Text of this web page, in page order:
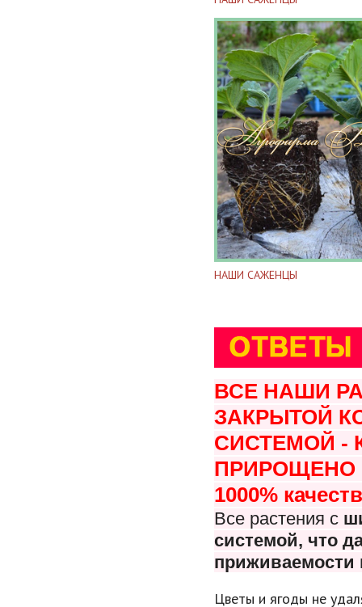
НАШИ САЖЕНЦЫ
ВСЕ НАШИ
ЗАКРЫТОЙ
СИСТЕМОЙ -
ПРИРОЩЕНО
1000%
Все растения с
системой, что
приживаемости
Цветы и ягоды не